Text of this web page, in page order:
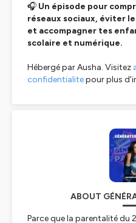
🎧 Un épisode pour
réseaux sociaux, éviter
et accompagner tes
scolaire et numérique.
Hébergé par Ausha. Visitez
confidentialitepour plus
ABOUT
Parce que la parentalité du